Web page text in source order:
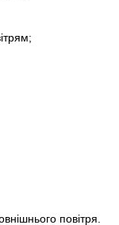
повітря.